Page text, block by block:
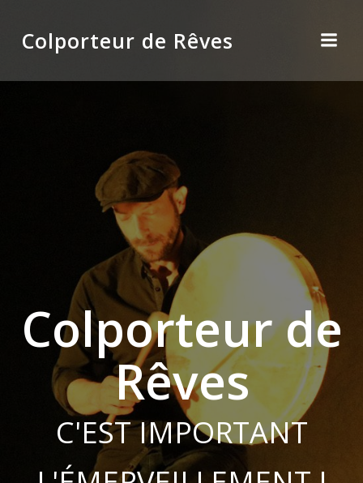
contenu
Colporteur de Rêves
Colporteur de
Rêves
C'EST IMPORTANT